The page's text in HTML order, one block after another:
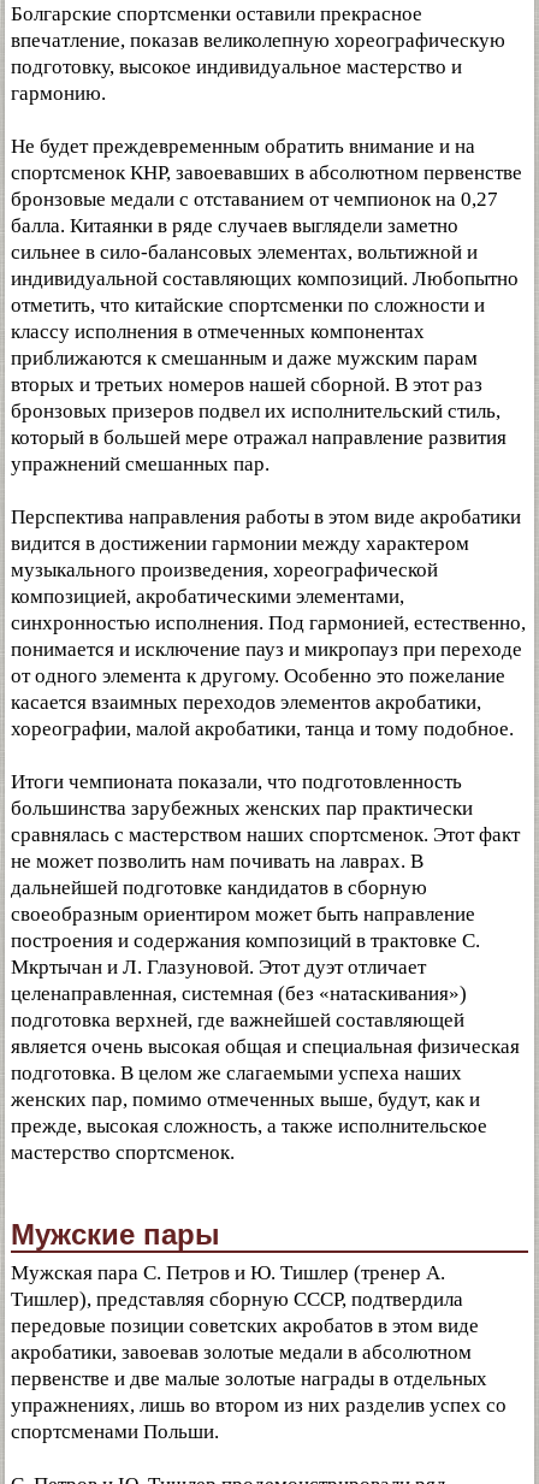
Болгарские спортсменки оставили прекрасное
впечатление, показав великолепную хореографическую
подготовку, высокое индивидуальное мастерство и
гармонию.
Не будет преждевременным обратить внимание и на
спортсменок КНР, завоевавших в абсолютном первенстве
бронзовые медали с отставанием от чемпионок на 0,27
балла. Китаянки в ряде случаев выглядели заметно
сильнее в сило-балансовых элементах, вольтижной и
индивидуальной составляющих композиций. Любопытно
отметить, что китайские спортсменки по сложности и
классу исполнения в отмеченных компонентах
приближаются к смешанным и даже мужским парам
вторых и третьих номеров нашей сборной. В этот раз
бронзовых призеров подвел их исполнительский стиль,
который в большей мере отражал направление развития
упражнений смешанных пар.
Перспектива направления работы в этом виде акробатики
видится в достижении гармонии между характером
музыкального произведения, хореографической
композицией, акробатическими элементами,
синхронностью исполнения. Под гармонией, естественно,
понимается и исключение пауз и микропауз при переходе
от одного элемента к другому. Особенно это пожелание
касается взаимных переходов элементов акробатики,
хореографии, малой акробатики, танца и тому подобное.
Итоги чемпионата показали, что подготовленность
большинства зарубежных женских пар практически
сравнялась с мастерством наших спортсменок. Этот факт
не может позволить нам почивать на лаврах. В
дальнейшей подготовке кандидатов в сборную
своеобразным ориентиром может быть направление
построения и содержания композиций в трактовке С.
Мкртычан и Л. Глазуновой. Этот дуэт отличает
целенаправленная, системная (без «натаскивания»)
подготовка верхней, где важнейшей составляющей
является очень высокая общая и специальная физическая
подготовка. В целом же слагаемыми успеха наших
женских пар, помимо отмеченных выше, будут, как и
прежде, высокая сложность, а также исполнительское
мастерство спортсменок.
Мужские пары
Мужская пара С. Петров и Ю. Тишлер (тренер А.
Тишлер), представляя сборную СССР, подтвердила
передовые позиции советских акробатов в этом виде
акробатики, завоевав золотые медали в абсолютном
первенстве и две малые золотые награды в отдельных
упражнениях, лишь во втором из них разделив успех со
спортсменами Польши.